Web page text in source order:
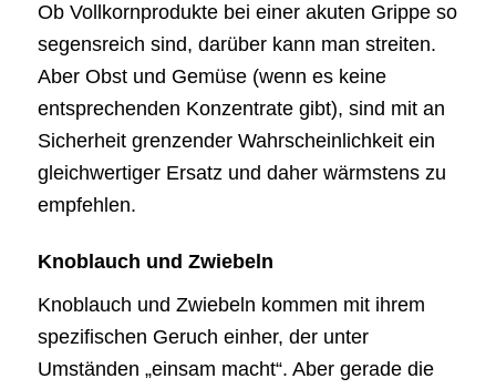
Ob Vollkornprodukte bei einer akuten Grippe so
segensreich sind, darüber kann man streiten.
Aber Obst und Gemüse (wenn es keine
entsprechenden Konzentrate gibt), sind mit an
Sicherheit grenzender Wahrscheinlichkeit ein
gleichwertiger Ersatz und daher wärmstens zu
empfehlen.
Knoblauch und Zwiebeln
Knoblauch und Zwiebeln kommen mit ihrem
spezifischen Geruch einher, der unter
Umständen „einsam macht“. Aber gerade die